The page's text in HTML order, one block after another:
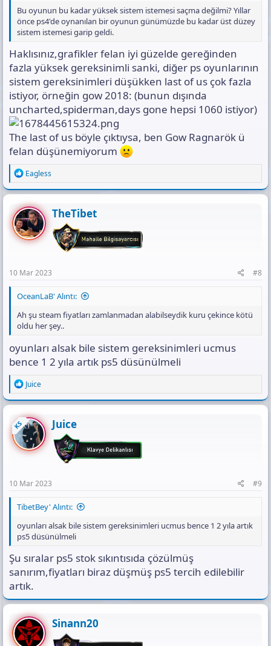
Bu oyunun bu kadar yüksek sistem istemesi saçma değilmi? Yıllar
önce ps4'de oynanılan bir oyunun günümüzde bu kadar üst düzey
sistem istemesi garip geldi.
Haklısınız,grafikler felan iyi güzelde gereğinden
fazla yüksek gereksinimli sanki, diğer ps oyunlarının
sistem gereksinimleri düşükken last of us çok fazla
istiyor, örneğin gow 2018: (bunun dışında
uncharted,spiderman,days gone hepsi 1060 istiyor)
The last of us böyle çıktıysa, ben Gow Ragnarök ü
felan düşünemiyorum
R
e
a
c
t
i
o
n
Eagless
TheTibet
10 Mar 2023 #8
OceanLaB' Alıntı:
Ah şu steam fiyatları zamlanmadan alabilseydik kuru çekince kötü
oldu her şey..
oyunları alsak bile sistem gereksinimleri ucmus
bence 1 2 yıla artık ps5 düsünülmeli
R
e
a
c
t
i
o
n
Juice
KS Juice
10 Mar 2023 #9
TibetBey' Alıntı:
oyunları alsak bile sistem gereksinimleri ucmus bence 1 2 yıla artık
ps5 düsünülmeli
Şu sıralar ps5 stok sıkıntısıda çözülmüş
sanırım,fiyatları biraz düşmüş ps5 tercih edilebilir
artık.
Sinann20